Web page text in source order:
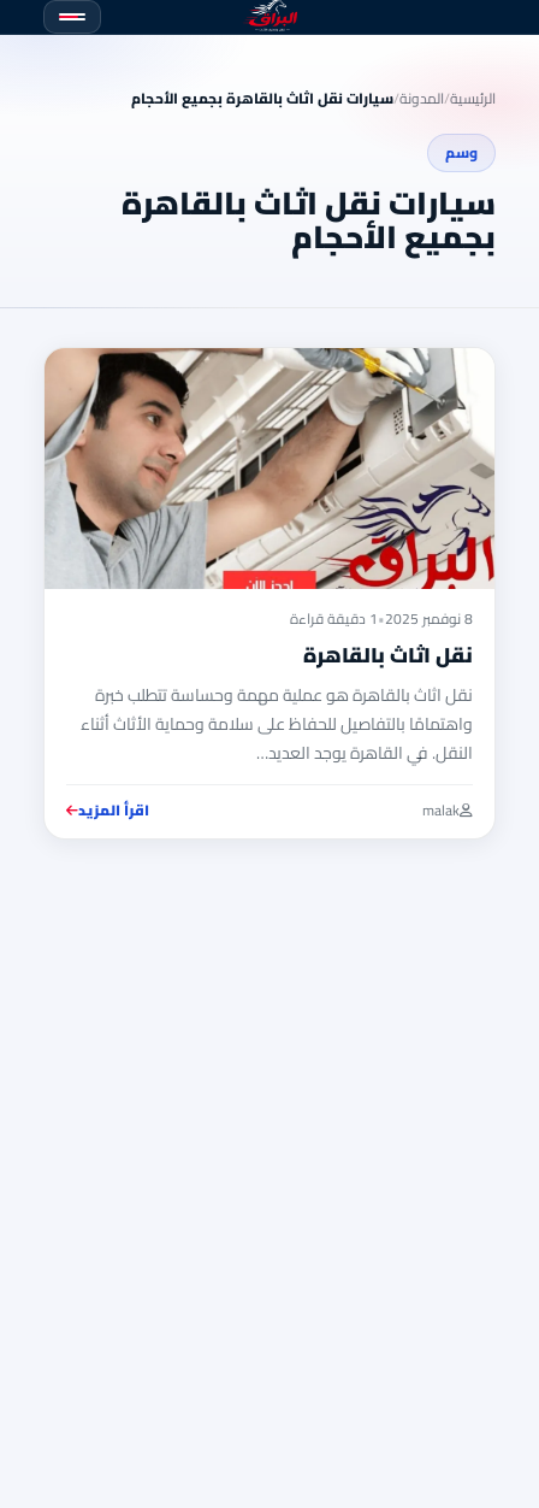
الرئيسية/المدونة/سيارات نقل اثاث بالقاهرة بجميع الأحجام
وسم
سيارات نقل اثاث بالقاهرة
بجميع الأحجام
8 نوفمبر 2025 •1 دقيقة قراءة
نقل اثاث بالقاهرة
نقل اثاث بالقاهرة هو عملية مهمة وحساسة تتطلب خبرة
واهتمامًا بالتفاصيل للحفاظ على سلامة وحماية الأثاث أثناء
النقل. في القاهرة يوجد العديد…
malak اقرأ المزيد